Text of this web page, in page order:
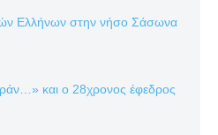
Ελλήνων στην νήσο Σάσωνα
και ο 28χρονος έφεδρος